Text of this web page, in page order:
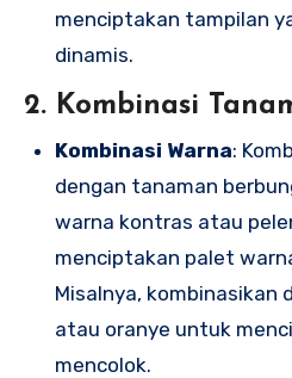
menciptakan tampilan
dinamis.
2. Kombinasi
Kombinasi Warna:
dengan tanaman
warna kontras atau
menciptakan palet
Misalnya, kombinasikan
atau oranye untuk
mencolok.